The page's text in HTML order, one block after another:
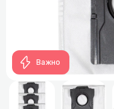
Важно